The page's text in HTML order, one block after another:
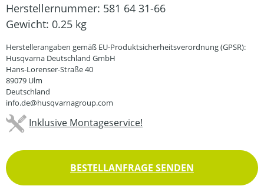
Herstellernummer: 581 64 31-66
Gewicht: 0.25 kg
Herstellerangaben gemäß EU-Produktsicherheitsverordnung (GPSR):
Husqvarna Deutschland GmbH
Hans-Lorenser-Straße 40
89079 Ulm
Deutschland
info.de@husqvarnagroup.com
Inklusive Montageservice!
BESTELLANFRAGE SENDEN